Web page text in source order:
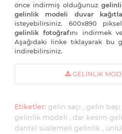
önce indirmiş olduğunuz
gelinlik modeli duvar
isteyebilirsiniz. 600x890
gelinlik fotoğrafını indirmek
Aşağıdaki linke tıklayarak bu
indirebilirsiniz.
GELINLIK
Etiketler: gelin saçı gelin başı
gelinlik modeli
dar kesim
dantel süslemeli gelinlik